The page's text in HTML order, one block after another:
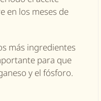
en los meses de
más ingredientes
para que
y el fósforo.